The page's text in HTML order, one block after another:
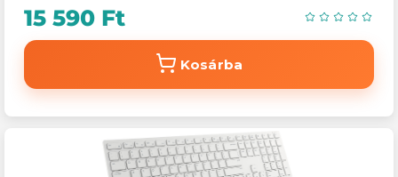
15 590 Ft
Kosárba